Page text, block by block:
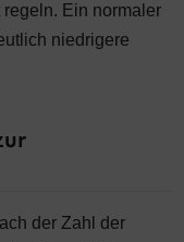
Ein normaler
niedrigere
der Zahl der